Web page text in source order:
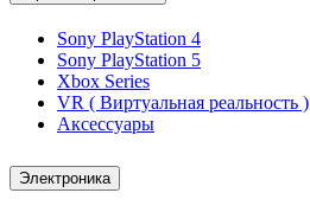
Sony PlayStation 4
Sony PlayStation 5
Xbox Series
VR ( Виртуальная реальность )
Аксессуары
Электроника